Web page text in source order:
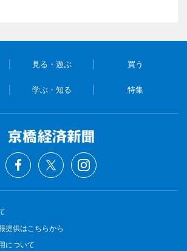
見る・遊ぶ 買う
学ぶ・知る 特集
提供はこちらから
について